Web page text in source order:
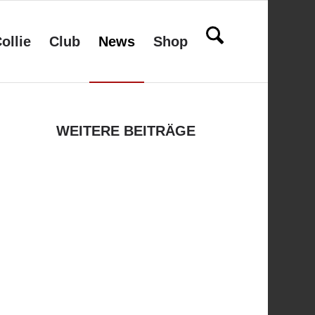
Club News Shop
WEITERE BEITRÄGE